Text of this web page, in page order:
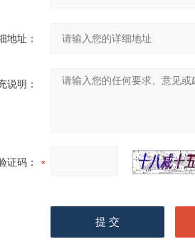
地址：
说明：
证码：